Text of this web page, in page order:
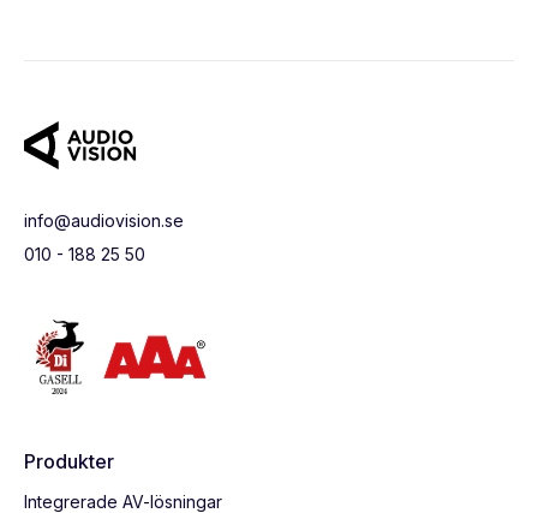
info@audiovision.se
010 - 188 25 50
Produkter
Integrerade AV-lösningar